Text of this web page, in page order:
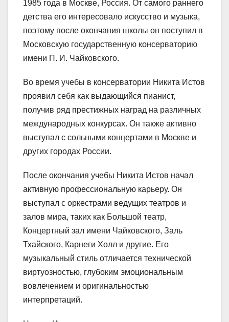
1985 года в Москве, Россия. От самого раннего
детства его интересовало искусство и музыка,
поэтому после окончания школы он поступил в
Московскую государственную консерваторию
имени П. И. Чайковского.
Во время учебы в консерватории Никита Истов
проявил себя как выдающийся пианист,
получив ряд престижных наград на различных
международных конкурсах. Он также активно
выступал с сольными концертами в Москве и
других городах России.
После окончания учебы Никита Истов начал
активную профессиональную карьеру. Он
выступал с оркестрами ведущих театров и
залов мира, таких как Большой театр,
Концертный зал имени Чайковского, Заль
Тхайского, Карнеги Холл и другие. Его
музыкальный стиль отличается технической
виртуозностью, глубоким эмоциональным
вовлечением и оригинальностью
интерпретаций.